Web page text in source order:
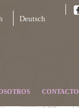
Deutsch
CONTACTO